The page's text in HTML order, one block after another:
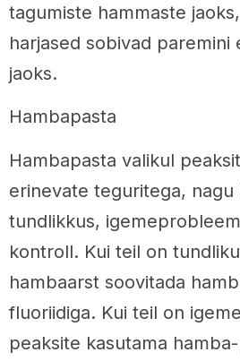
tagumiste hammaste
harjased sobivad paremini
jaoks.
Hambapasta
Hambapasta valikul
erinevate teguritega, nagu
tundlikkus,
kontroll. Kui teil on
hambaarst soovitada
fluoriidiga. Kui teil on
peaksite kasutama